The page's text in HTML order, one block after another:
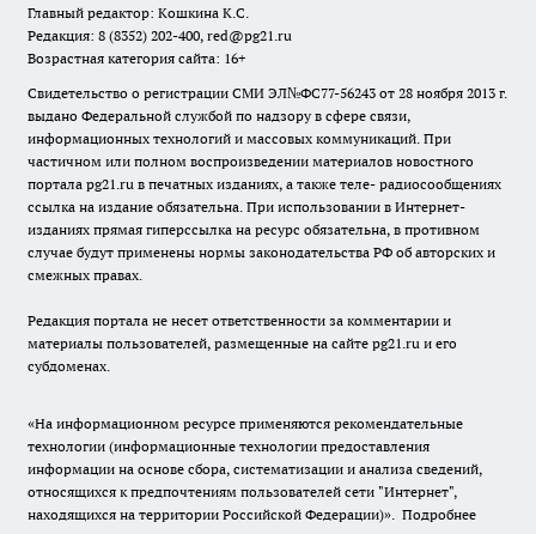
Главный редактор: Кошкина К.С.
Редакция: 8 (8352) 202-400, red@pg21.ru
Возрастная категория сайта: 16+
Свидетельство о регистрации СМИ ЭЛ№ФС77-56243 от 28 ноября 2013 г.
выдано Федеральной службой по надзору в сфере связи,
информационных технологий и массовых коммуникаций. При
частичном или полном воспроизведении материалов новостного
портала pg21.ru в печатных изданиях, а также теле- радиосообщениях
ссылка на издание обязательна. При использовании в Интернет-
изданиях прямая гиперссылка на ресурс обязательна, в противном
случае будут применены нормы законодательства РФ об авторских и
смежных правах.
Редакция портала не несет ответственности за комментарии и
материалы пользователей, размещенные на сайте pg21.ru и его
субдоменах.
«На информационном ресурсе применяются рекомендательные
технологии (информационные технологии предоставления
информации на основе сбора, систематизации и анализа сведений,
относящихся к предпочтениям пользователей сети "Интернет",
находящихся на территории Российской Федерации)». Подробнее